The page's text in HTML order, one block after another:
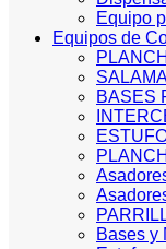
Equipo
Equipos de
BASES
Bases y